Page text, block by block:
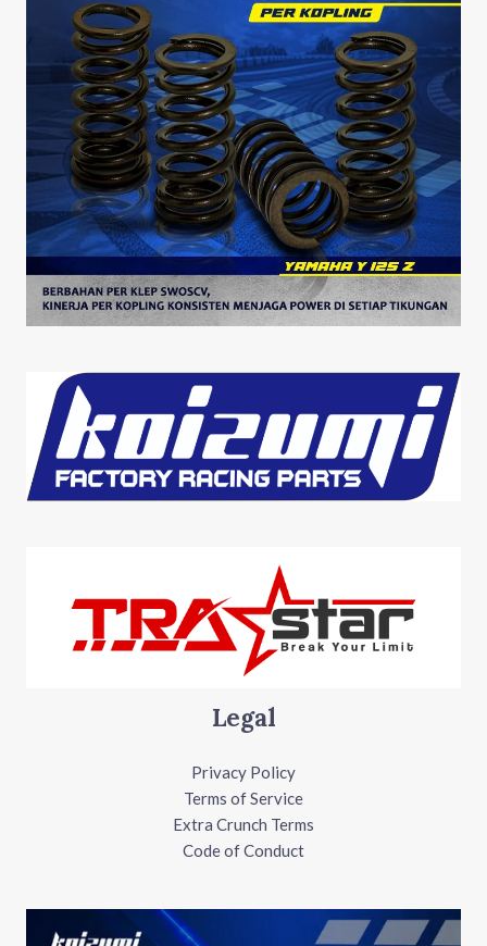
Legal
Privacy Policy
Terms of Service
Extra Crunch Terms
Code of Conduct